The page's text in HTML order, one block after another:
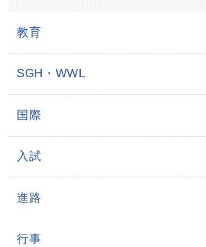
教育
SGH・WWL
国際
入試
進路
行事